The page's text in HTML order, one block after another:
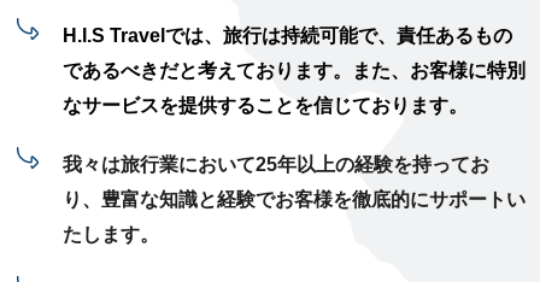
H.I.S Travel では、旅行は持続可能で、責任あるもの
であるべきだと考えております。また、お客様に特別
なサービスを提供することを信じております。
我々は旅行業において25年以上の経験を持ってお
り、豊富な知識と経験でお客様を徹底的にサポートい
たします。